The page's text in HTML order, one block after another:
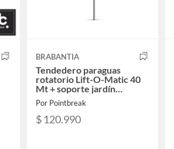
BRABANTIA
Tendedero paraguas
rotatorio Lift-O-Matic 40
Mt + soporte jardín
Metallic Grey - Gris
Oscuro
Por Pointbreak
$ 120.990